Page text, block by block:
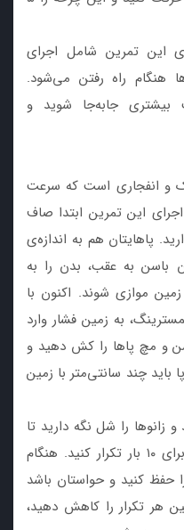
این تمرین شامل اجرای
هنگام راه رفتن می‌شود.
بیشتری جابه‌جا شوید و
و انفجاری است که سرعت
این تمرین ابتدا صاف
پاهایتان هم به اندازه‌ی
باسن به عقب، بدن را به
موازی شوند. اکنون با
به زمین فشار وارد
و مچ پاها را کش دهید و
باید چند سانتی‌متر با زمین
زانوها را شل نگه دارید تا
ضربه را جذب کنند. این چرخه را برای ۱۰ بار تکرار کنید. هنگام
حفظ کنید و حواستان باشد
هر تکرار را کاهش دهید،